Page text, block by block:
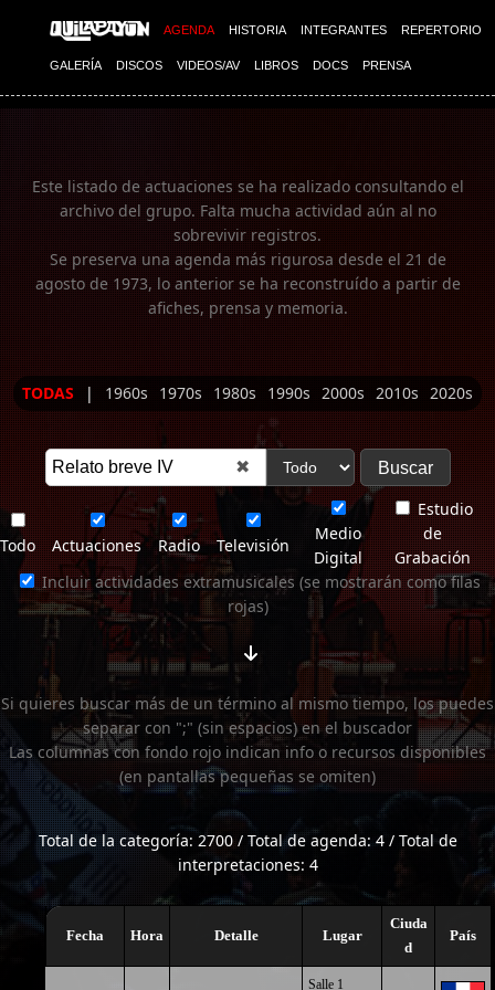
AGENDA HISTORIA INTEGRANTES REPERTORIO
GALERÍA DISCOS VIDEOS/AV LIBROS DOCS PRENSA
Imagen 01
Este listado de actuaciones se ha realizado consultando el
archivo del grupo. Falta mucha actividad aún al no
sobrevivir registros.
Se preserva una agenda más rigurosa desde el 21 de
agosto de 1973, lo anterior se ha reconstruído a partir de
afiches, prensa y memoria.
TODAS | 1960s 1970s 1980s 1990s 2000s 2010s 2020s
✖
Todo Actuaciones Radio Televisión
Medio
Digital
Estudio
de
Grabación
Incluir actividades extramusicales (se mostrarán como filas
rojas)
Si quieres buscar más de un término al mismo tiempo, los puedes
separar con ";" (sin espacios) en el buscador
Las columnas con fondo rojo indican info o recursos disponibles
(en pantallas pequeñas se omiten)
Total de la categoría: 2700 / Total de agenda: 4 / Total de
interpretaciones: 4
Fecha Hora Detalle Lugar
Ciuda
d
País
Salle 1